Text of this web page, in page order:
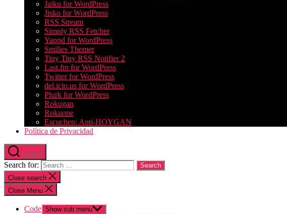
Jaiku for WordPress
Jisko for WordPress
RSS Stream
Simply RSS Fetcher
Yappd for WordPress
Smilies Themer
Tiny Tiny RSS Notifier 2
Last.fm for WordPress
Twitter for WordPress
del.icio.us for WordPress
Plurk for WordPress
Rokugan
Rokuone
Escuchen: Anti-HOYGAN
Política de Privacidad
Search
Search for:
Close search
Close Menu
Code Show sub menu